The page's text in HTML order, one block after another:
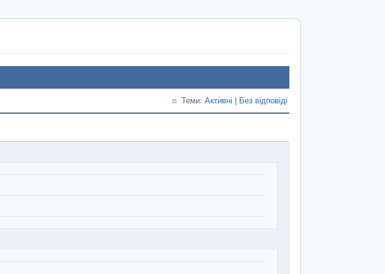
Теми: Активні Без відповіді